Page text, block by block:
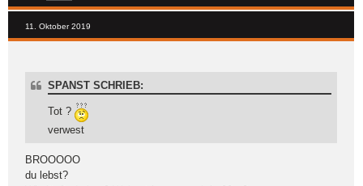
11. Oktober 2019
SPANST SCHRIEB:
Tot ?
verwest
BROOOOO
du lebst?